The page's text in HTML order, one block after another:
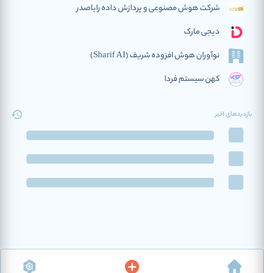
شرکت هوش مصنوعی و پردازش داده رایاصدر
دیجی مارک
نوآوران هوش افزوده‌ شریف (Sharif AI)
کهن سیستم فردا
بازدیدهای اخیر